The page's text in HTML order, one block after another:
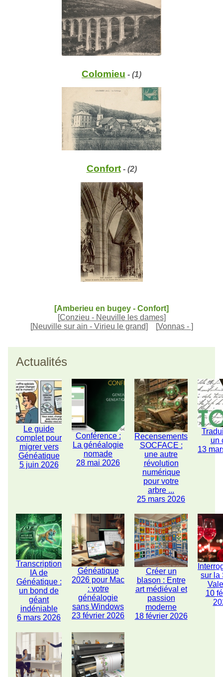
Colomieu - (1)
Confort- (2)
[Amberieu en bugey - Confort]
[Conzieu - Neuville les dames]
[Neuville sur ain - Virieu le grand] [Vonnas - ]
Actualités
Le guide
complet pour
migrer vers
Généatique
5 juin 2026
Conférence :
La généalogie
nomade
28 mai 2026
Recensements
SOCFACE :
une autre
révolution
numérique
pour votre
arbre ...
25 mars 2026
un
13
Transcription
IA de
Généatique :
un bond de
géant
indéniable
6 mars 2026
Généatique
2026 pour Mac
: votre
généalogie
sans Windows
23 février 2026
Créer un
blason : Entre
art médiéval et
passion
moderne
18 février 2026
sur la
10